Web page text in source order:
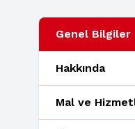
Genel Bilgiler
Hakkında
Mal ve